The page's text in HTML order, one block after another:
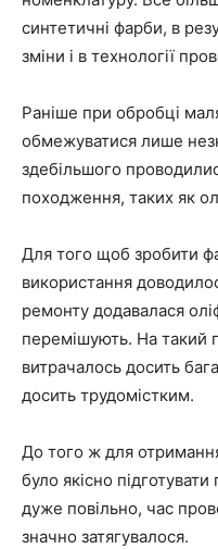
синтетичні фарби, в
зміни і в технології
Раніше при обробці
обмежуватися лише
здебільшого
походження, таких як
Для того щоб зробити
використання
ремонту додавалася
перемішують. На такий
витрачалось досить
досить трудомістким.
До того ж для
було якісно
дуже повільно, час
значно затягувалося.